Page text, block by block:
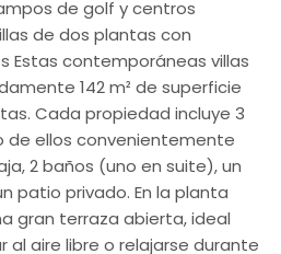
de golf y centros
de dos plantas con
Estas contemporáneas villas
142 m² de superficie
Cada propiedad incluye 3
de ellos convenientemente
2 baños (uno en suite), un
patio privado. En la planta
gran terraza abierta, ideal
al aire libre o relajarse durante